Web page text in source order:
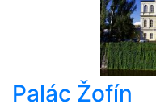
Palác Žofín